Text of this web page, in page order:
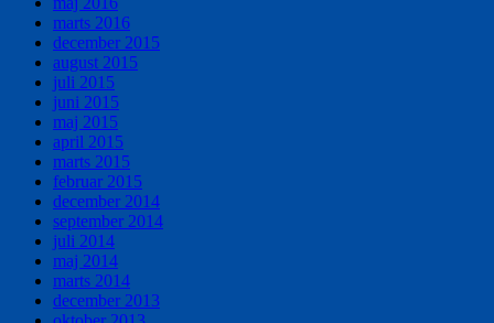
marts 2016
december 2015
august 2015
juli 2015
juni 2015
maj 2015
april 2015
marts 2015
februar 2015
december 2014
september 2014
juli 2014
maj 2014
marts 2014
december 2013